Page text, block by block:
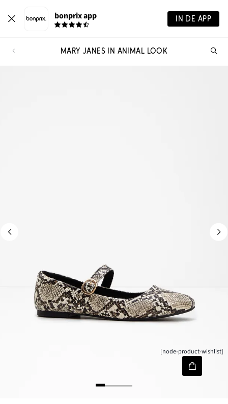
bonprix app IN DE APP
MARY JANES IN ANIMAL LOOK
[node-product-wishlist]